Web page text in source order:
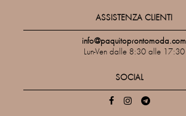
ASSISTENZA CLIENTI
info@paquitoprontomoda.com
Lun-Ven dalle 8:30 alle 17:30
SOCIAL